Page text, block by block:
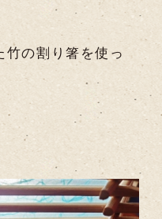
竹の割り箸を使っ